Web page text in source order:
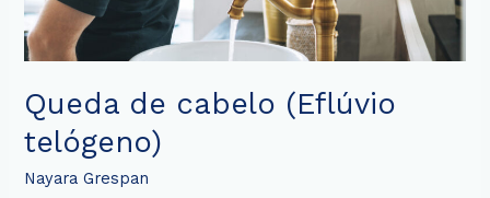
Queda de cabelo (Eflúvio
telógeno)
Nayara Grespan